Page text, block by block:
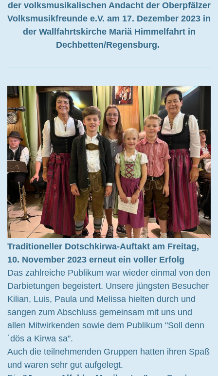
der volksmusikalischen Andacht der Oberpfälzer
Volksmusikfreunde e.V. am 17. Dezember 2023 in
der Wallfahrtskirche Mariä Himmelfahrt in
Dechbetten/Regensburg.
Traditioneller Dotschkirwa-Auftakt am Freitag,
10. November 2023 erneut ein voller Erfolg
Das zahlreiche Publikum war wieder einmal von den
Darbietungen begeistert. Unsere jüngsten Besucher
Kilian, Luis, Paula und Melissa hielten durch und
sangen zum Abschluss gemeinsam mit uns und
allen Mitwirkenden sowie dem Publikum "Soll denn
´dös a Kirwa sa".
Auch die teilnehmenden Gruppen hatten ihren Spaß
und waren sehr gut aufgelegt.